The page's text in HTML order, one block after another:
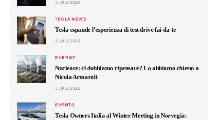
3 JULY 2026
TESLA NEWS
Tesla espande l’esperienza di test drive fai-da-te
3 JULY 2026
ENERGY
Nucleare: ci dobbiamo ripensare? Lo abbiamo chiesto a
Nicola Armaroli
3 JULY 2026
EVENTS
Tesla Owners Italia al Winter Meeting in Norvegia: